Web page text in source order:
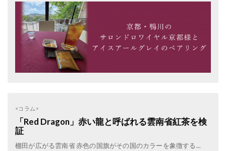
<コラム>
「Red Dragon」赤い龍と呼ばれる雲南省紅茶を検
証
棚田が広がる雲南省 赤色の国旗がその国のカラーを象徴する...